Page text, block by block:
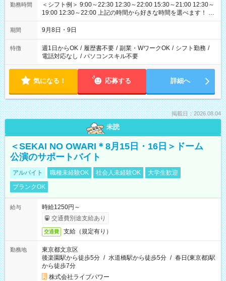
勤務時間
＜シフト例＞ 9:00～22:30 12:30～22:00 15:30～21:00 12:30～
19:00 12:30～22:00 上記の時間から好きな時間を選べます！ ※
時間は変更となる可能性があります
期間 9月8日・9日
特徴 週1日からOK / 履歴書不要 / 副業・WワークOK / シフト勤務 /
電話対応なし / パソコンスキル不要
気になる！ 応募する 詳細へ
掲載日：2026.08.04
未読
＜SEKAI NO OWARI＊8月15日・16日＞ドーム
公演のサポートバイト
アルバイト 職種未経験OK 社会人未経験OK
大学生歓迎
ブランクOK
給与
時給1250円～
交通費別途支給あり
交通費 支給（規定有り）
勤務地
東京都文京区
後楽園駅から徒歩5分 / 水道橋駅から徒歩5分 / 春日(東京都)駅
から徒歩7分
株式会社ライブパワー